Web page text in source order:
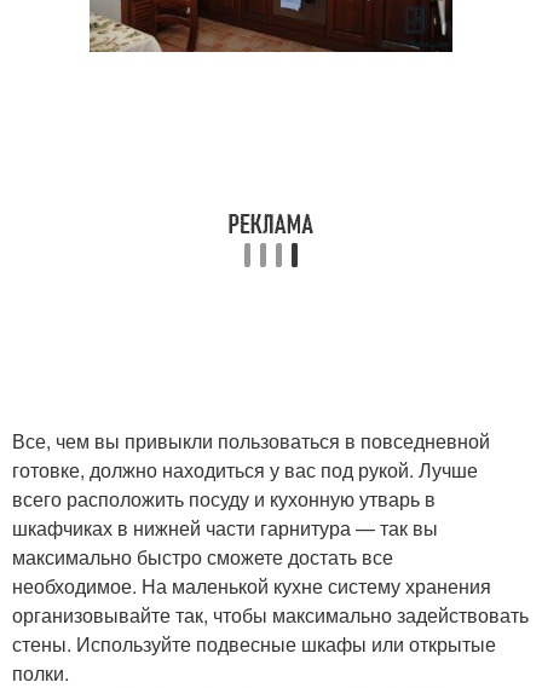
Все, чем вы привыкли пользоваться в повседневной
готовке, должно находиться у вас под рукой. Лучше
всего расположить посуду и кухонную утварь в
шкафчиках в нижней части гарнитура — так вы
максимально быстро сможете достать все
необходимое. На маленькой кухне систему хранения
организовывайте так, чтобы максимально задействовать
стены. Используйте подвесные шкафы или открытые
полки.